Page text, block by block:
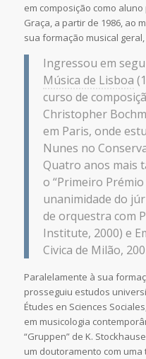
em composição como
Graça, a partir de 1986, ao
sua formação musical
Ingressou em
Música de Lisboa
curso de
Christopher
em Paris, onde
Nunes no
Quatro anos mais
o “Primeiro
unanimidade do
de orquestra com
Institute, 2000) e
Civica de Milão,
Paralelamente à sua
prosseguiu estudos
Études en Sciences
em musicologia
“Gruppen” de K.
um doutoramento com uma